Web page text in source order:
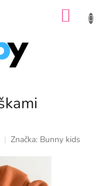
Značka: Bunny kids